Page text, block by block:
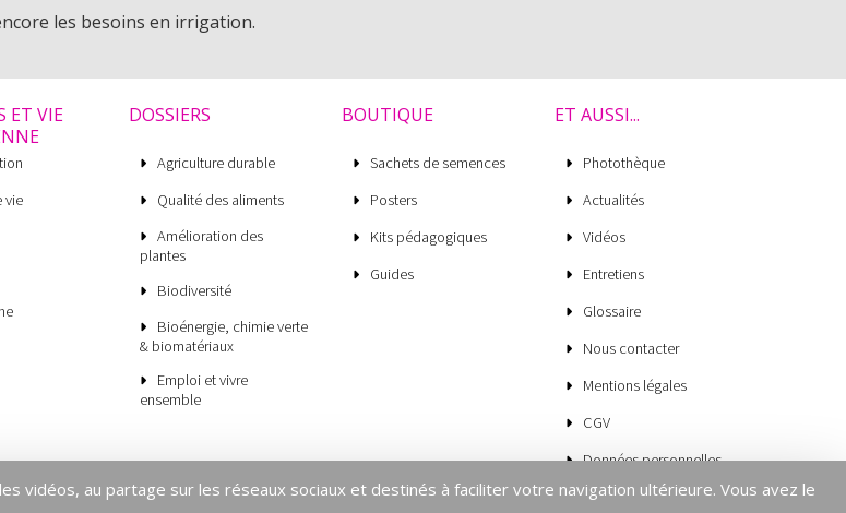
les besoins en irrigation.
ET VIE
vie
DOSSIERS
Agriculture durable
Qualité des aliments
Amélioration des
plantes
Biodiversité
Bioénergie, chimie verte
& biomatériaux
Emploi et vivre
ensemble
BOUTIQUE
Sachets de semences
Posters
Kits pédagogiques
Guides
ET AUSSI...
Photothèque
Actualités
Vidéos
Entretiens
Glossaire
Nous contacter
Mentions légales
CGV
Données personnelles
Cookies
vidéos, au partage sur les réseaux sociaux et destinés à faciliter votre navigation ultérieure. Vous avez le